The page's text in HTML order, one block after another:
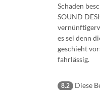
Schaden
SOUND
es sei denn
geschieht
fahrlässig.
8.2
Diese